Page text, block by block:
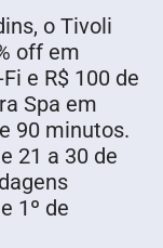
o Tivoli
off em
e R$ 100 de
Spa em
90 minutos.
21 a 30 de
1º de